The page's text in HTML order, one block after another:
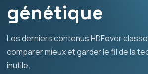
génétique
Les derniers contenus HDFever
comparer mieux et garder le fil de la
inutile.